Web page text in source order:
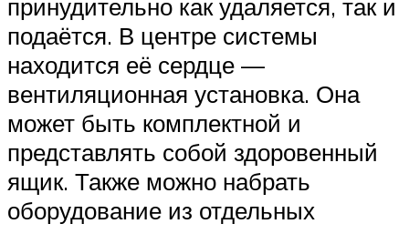
принудительно как удаляется, так и
подаётся. В центре системы
находится её сердце —
вентиляционная установка. Она
может быть комплектной и
представлять собой здоровенный
ящик. Также можно набрать
оборудование из отдельных